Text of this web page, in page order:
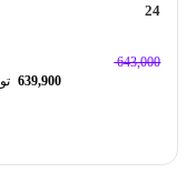
24
643,000
639,900